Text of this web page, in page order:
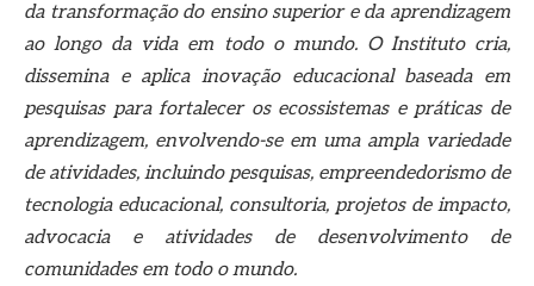
da transformação do ensino superior e da aprendizagem
ao longo da vida em todo o mundo. O Instituto cria,
dissemina e aplica inovação educacional baseada em
pesquisas para fortalecer os ecossistemas e práticas de
aprendizagem, envolvendo-se em uma ampla variedade
de atividades, incluindo pesquisas, empreendedorismo de
tecnologia educacional, consultoria, projetos de impacto,
advocacia e atividades de desenvolvimento de
comunidades em todo o mundo.